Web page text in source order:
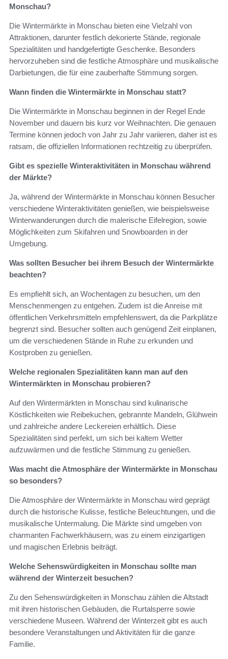
Monschau?
Die Wintermärkte in Monschau bieten eine Vielzahl von
Attraktionen, darunter festlich dekorierte Stände, regionale
Spezialitäten und handgefertigte Geschenke. Besonders
hervorzuheben sind die festliche Atmosphäre und musikalische
Darbietungen, die für eine zauberhafte Stimmung sorgen.
Wann finden die Wintermärkte in Monschau statt?
Die Wintermärkte in Monschau beginnen in der Regel Ende
November und dauern bis kurz vor Weihnachten. Die genauen
Termine können jedoch von Jahr zu Jahr variieren, daher ist es
ratsam, die offiziellen Informationen rechtzeitig zu überprüfen.
Gibt es spezielle Winteraktivitäten in Monschau während
der Märkte?
Ja, während der Wintermärkte in Monschau können Besucher
verschiedene Winteraktivitäten genießen, wie beispielsweise
Winterwanderungen durch die malerische Eifelregion, sowie
Möglichkeiten zum Skifahren und Snowboarden in der
Umgebung.
Was sollten Besucher bei ihrem Besuch der Wintermärkte
beachten?
Es empfiehlt sich, an Wochentagen zu besuchen, um den
Menschenmengen zu entgehen. Zudem ist die Anreise mit
öffentlichen Verkehrsmitteln empfehlenswert, da die Parkplätze
begrenzt sind. Besucher sollten auch genügend Zeit einplanen,
um die verschiedenen Stände in Ruhe zu erkunden und
Kostproben zu genießen.
Welche regionalen Spezialitäten kann man auf den
Wintermärkten in Monschau probieren?
Auf den Wintermärkten in Monschau sind kulinarische
Köstlichkeiten wie Reibekuchen, gebrannte Mandeln, Glühwein
und zahlreiche andere Leckereien erhältlich. Diese
Spezialitäten sind perfekt, um sich bei kaltem Wetter
aufzuwärmen und die festliche Stimmung zu genießen.
Was macht die Atmosphäre der Wintermärkte in Monschau
so besonders?
Die Atmosphäre der Wintermärkte in Monschau wird geprägt
durch die historische Kulisse, festliche Beleuchtungen, und die
musikalische Untermalung. Die Märkte sind umgeben von
charmanten Fachwerkhäusern, was zu einem einzigartigen
und magischen Erlebnis beiträgt.
Welche Sehenswürdigkeiten in Monschau sollte man
während der Winterzeit besuchen?
Zu den Sehenswürdigkeiten in Monschau zählen die Altstadt
mit ihren historischen Gebäuden, die Rurtalsperre sowie
verschiedene Museen. Während der Winterzeit gibt es auch
besondere Veranstaltungen und Aktivitäten für die ganze
Familie.